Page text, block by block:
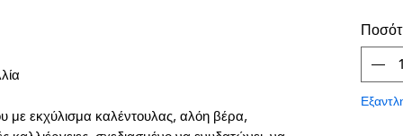
εκχύλισμα καλέντουλας, αλόη βέρα,